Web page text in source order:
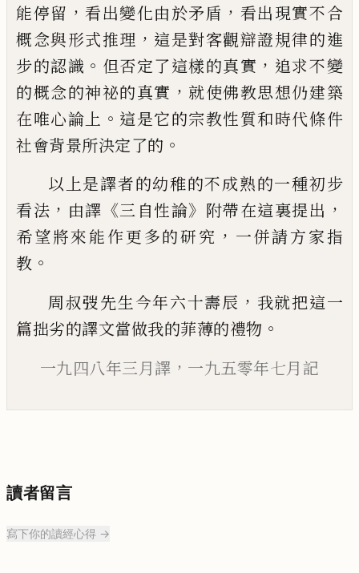
能停留 ， 看出變化由於矛盾 ， 看出現實不合
概念與形式推理 ， 這是對客觀辯證規律的進
步的認識 。 但否定了這樣的真實 ， 追求不變
的概念的神祕的真實 ， 就使佛教思想仍建築
在唯心論上 。 這是它的宗教性質和時代條件
社會背景所決定了的 。
以上是譯者的幼稚的不成熟的一種初步
看法 ， 由譯 《三自性論》 附帶在這裏提出 ，
希望將來能作更多的研究 ， 一併請方家指
教 。
周叔弢先生今年六十壽辰 ， 我就把這一
篇拙劣的譯文當做我的菲薄的禮物 。
一九四八年三月譯 ， 一九五零年七月記
讀者留言
寫下你的讀經心得 →